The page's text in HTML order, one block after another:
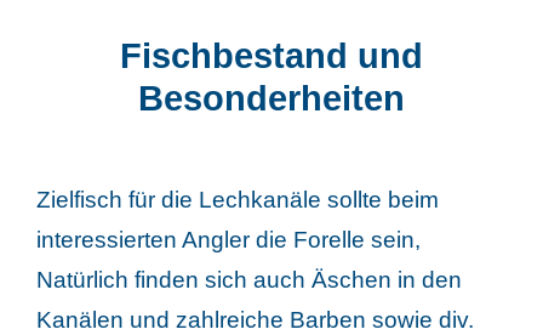
Fischbestand und
Besonderheiten
Zielfisch für die Lechkanäle sollte beim
interessierten Angler die Forelle sein,
Natürlich finden sich auch Äschen in den
Kanälen und zahlreiche Barben sowie div.